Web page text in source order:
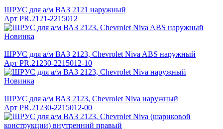
ШРУС для а/м ВАЗ 2121 наружный
Арт PR.2121-2215012
Новинка
ШРУС для а/м ВАЗ 2123, Chevrolet Niva ABS наружный
Арт PR.21230-2215012-10
Новинка
ШРУС для а/м ВАЗ 2123, Chevrolet Niva наружный
Арт PR.21230-2215012-00